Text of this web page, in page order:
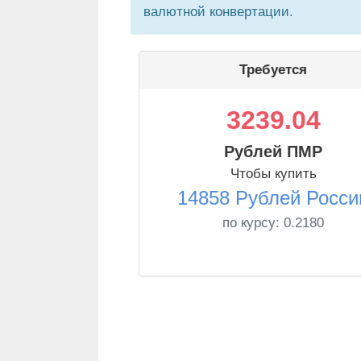
валютной конвертации.
Требуется
3239.04
Рублей ПМР
Чтобы купить
14858 Рублей
по курсу: 0.2180